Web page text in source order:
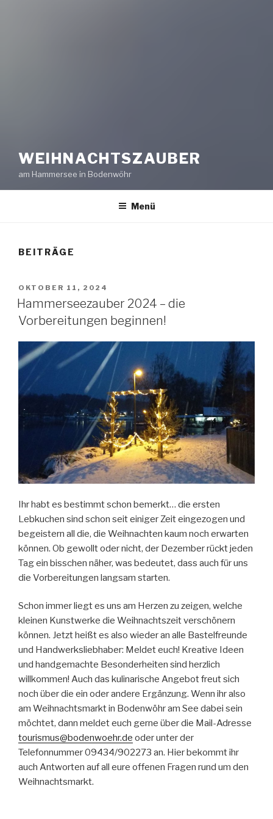
WEIHNACHTSZAUBER
am Hammersee in Bodenwöhr
Menü
BEITRÄGE
VERÖFFENTLICHT
AM
OKTOBER 11, 2024
Hammerseezauber 2024 – die
Vorbereitungen beginnen!
Ihr habt es bestimmt schon bemerkt… die ersten
Lebkuchen sind schon seit einiger Zeit eingezogen und
begeistern all die, die Weihnachten kaum noch erwarten
können. Ob gewollt oder nicht, der Dezember rückt jeden
Tag ein bisschen näher, was bedeutet, dass auch für uns
die Vorbereitungen langsam starten.
Schon immer liegt es uns am Herzen zu zeigen, welche
kleinen Kunstwerke die Weihnachtszeit verschönern
können. Jetzt heißt es also wieder an alle Bastelfreunde
und Handwerksliebhaber: Meldet euch! Kreative Ideen
und handgemachte Besonderheiten sind herzlich
willkommen! Auch das kulinarische Angebot freut sich
noch über die ein oder andere Ergänzung. Wenn ihr also
am Weihnachtsmarkt in Bodenwöhr am See dabei sein
möchtet, dann meldet euch gerne über die Mail-Adresse
tourismus@bodenwoehr.de oder unter der
Telefonnummer 09434/902273 an. Hier bekommt ihr
auch Antworten auf all eure offenen Fragen rund um den
Weihnachtsmarkt.